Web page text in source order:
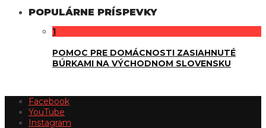
POPULÁRNE PRÍSPEVKY
1
POMOC PRE DOMÁCNOSTI ZASIAHNUTÉ
BÚRKAMI NA VÝCHODNOM SLOVENSKU
Facebook
YouTube
Instagram